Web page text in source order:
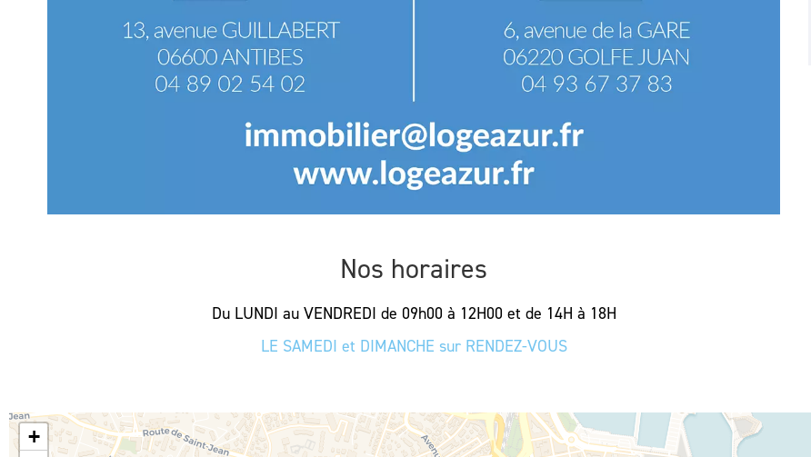
Nos horaires
Du LUNDI au VENDREDI de 09h00 à 12H00 et de 14H à 18H
LE SAMEDI et DIMANCHE sur RENDEZ-VOUS
+